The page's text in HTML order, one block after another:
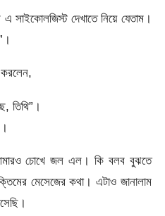
দেখাতে নিয়ে যেতাম।
তিথি”।
চোখে জল এল। কি বলব বুঝতে
মেসেজের কথা। এটাও জানালাম